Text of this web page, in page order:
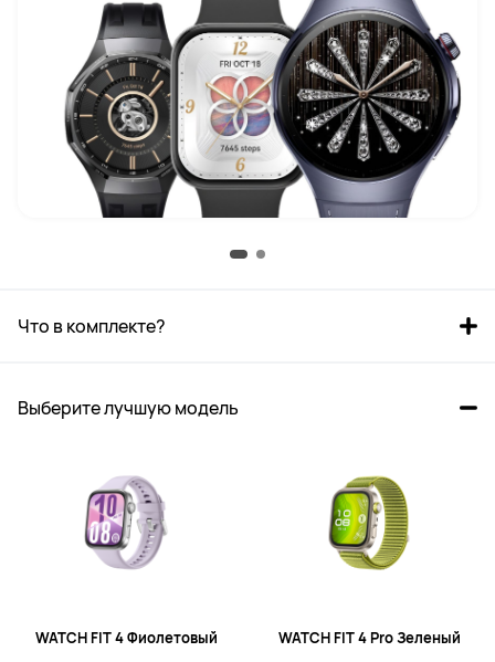
Что в комплекте?
Выберите лучшую модель
WATCH FIT 4 Фиолетовый WATCH FIT 4 Pro Зеленый